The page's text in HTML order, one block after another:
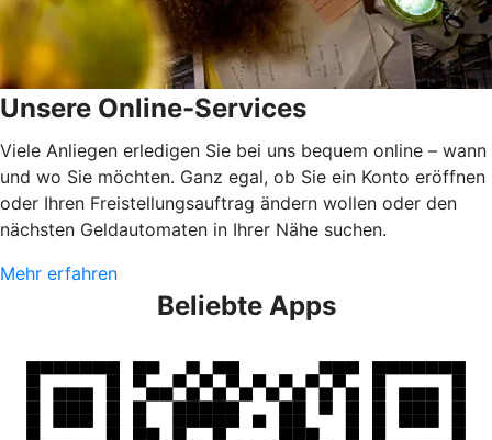
Unsere Online-Services
Viele Anliegen erledigen Sie bei uns bequem online – wann
und wo Sie möchten. Ganz egal, ob Sie ein Konto eröffnen
oder Ihren Freistellungsauftrag ändern wollen oder den
nächsten Geldautomaten in Ihrer Nähe suchen.
Mehr erfahren
Beliebte Apps